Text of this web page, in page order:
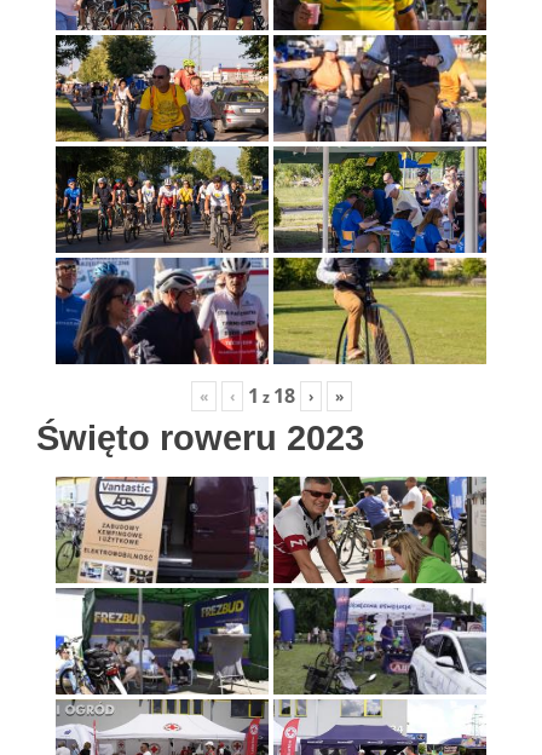
« ‹ 1 z 18 › »
Święto roweru 2023